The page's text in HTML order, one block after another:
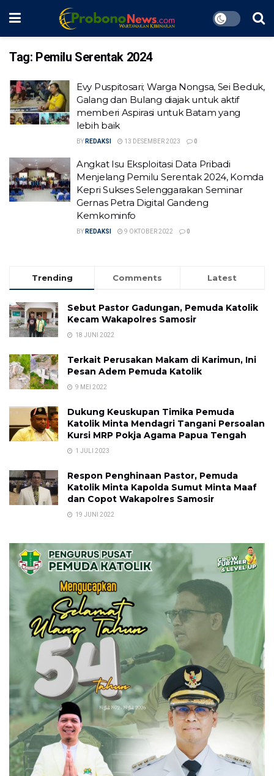
Tag: Pemilu Serentak 2024
Evy Puspitosari; Warga Nongsa, Sei Beduk,
Galang dan Bulang diajak untuk aktif
memberi Aspirasi untuk Batam yang
lebih baik
BY REDAKSI 13 DESEMBER 2023 0
Angkat Isu Eksploitasi Data Pribadi
Menjelang Pemilu Serentak 2024, Komda
Kepri Sukses Selenggarakan Seminar
Gernas Petra Digital Gandeng
Kemkominfo
BY REDAKSI 9 OKTOBER 2022 0
Trending Comments Latest
Sebut Pastor Gadungan, Pemuda Katolik
Kecam Wakapolres Samosir
18 JUNI 2022
Terkait Perusakan Makam di Karimun, Ini
Pesan Adem Pemuda Katolik
9 MEI 2022
Dukung Keuskupan Timika Pemuda
Katolik Minta Mendagri Tangani Persoalan
Kursi MRP Pokja Agama Papua Tengah
1 JULI 2023
Respon Penghinaan Pastor, Pemuda
Katolik Minta Kapolda Sumut Minta Maaf
dan Copot Wakapolres Samosir
19 JUNI 2022